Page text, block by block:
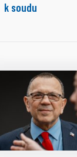
k soudu